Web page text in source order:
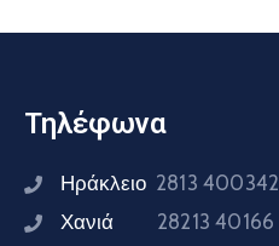
Τηλέφωνα
Ηράκλειο 2813 400342
Χανιά 28213 40166